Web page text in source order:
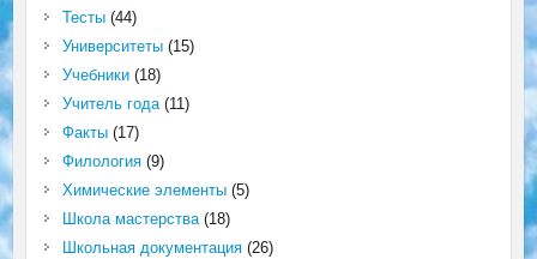
Тесты(44)
Университеты(15)
Учебники(18)
Учитель года(11)
Факты(17)
Филология(9)
Химические элементы(5)
Школа мастерства(18)
Школьная документация(26)